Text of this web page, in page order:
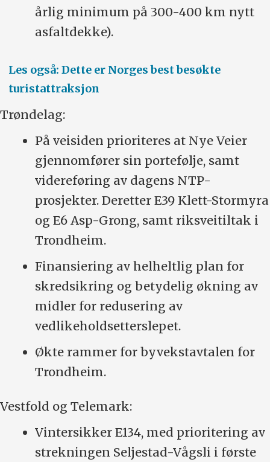
årlig minimum på 300-400 km nytt
asfaltdekke).
Les også: Dette er Norges best besøkte
turistattraksjon
Trøndelag:
På veisiden prioriteres at Nye Veier
gjennomfører sin portefølje, samt
videreføring av dagens NTP-
prosjekter. Deretter E39 Klett-Stormyra
og E6 Asp-Grong, samt riksveitiltak i
Trondheim.
Finansiering av helheltlig plan for
skredsikring og betydelig økning av
midler for redusering av
vedlikeholdsetterslepet.
Økte rammer for byvekstavtalen for
Trondheim.
Vestfold og Telemark:
Vintersikker E134, med prioritering av
strekningen Seljestad-Vågsli i første